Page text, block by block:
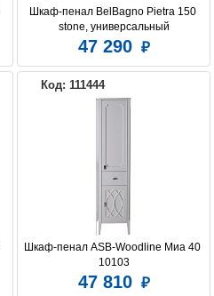
Шкаф-пенал BelBagno Pietra 150
stone, универсальный
47 290
Код: 111444
Шкаф-пенал ASB-Woodline Миа 40
10103
47 810